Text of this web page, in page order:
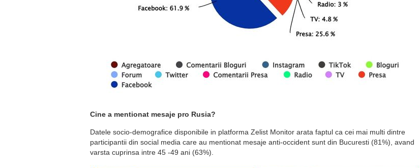
Cine a mentionat mesaje pro Rusia?
Datele socio-demografice disponibile in platforma Zelist Monitor arata faptul ca cei mai multi dintre
participantii din social media care au mentionat mesaje anti-occident sunt din Bucuresti (81%), avand
varsta cuprinsa intre 45 -49 ani (63%).